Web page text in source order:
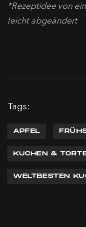
*Rezeptidee von
leicht abgeändert
Tags:
APFEL
KUCHEN &
WELTBESTEN